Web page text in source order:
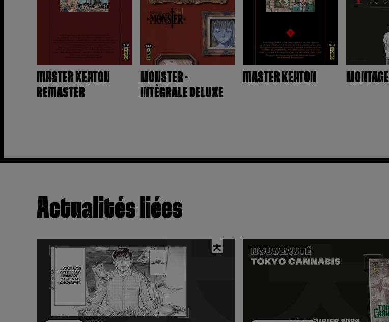
MASTER KEATON
REMASTER
MONSTER -
INTÉGRALE DELUXE
MASTER KEATON MONTAGE
Actualités liées